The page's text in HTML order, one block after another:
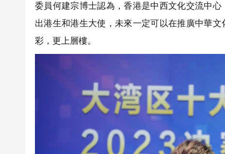
委員何建宗博士認為，香港是中西文化交流中
出港生和港生大使，未來一定可以在推廣中華
彩，更上層樓。